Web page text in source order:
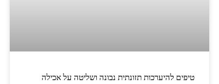
טיפים להיערכות תזונתית נבונה ושליטה על אכילה